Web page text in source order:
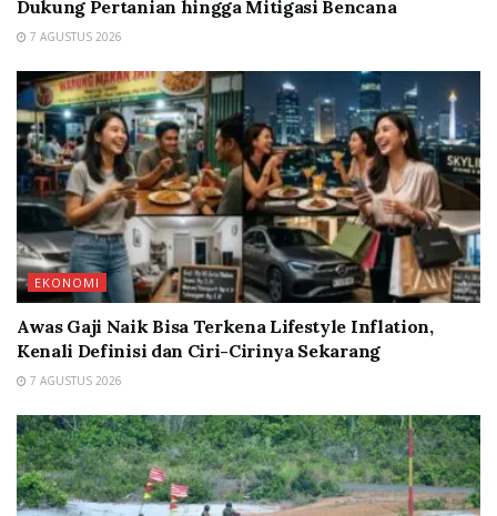
Dukung Pertanian hingga Mitigasi Bencana
7 AGUSTUS 2026
EKONOMI
Awas Gaji Naik Bisa Terkena Lifestyle Inflation,
Kenali Definisi dan Ciri-Cirinya Sekarang
7 AGUSTUS 2026